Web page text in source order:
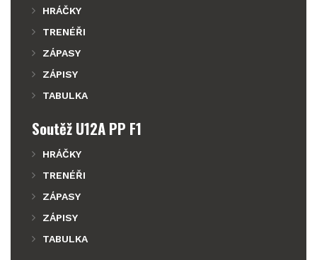
HRÁČKY
TRENÉŘI
ZÁPASY
ZÁPISY
TABULKA
Soutěž U12A PP F1
HRÁČKY
TRENÉŘI
ZÁPASY
ZÁPISY
TABULKA